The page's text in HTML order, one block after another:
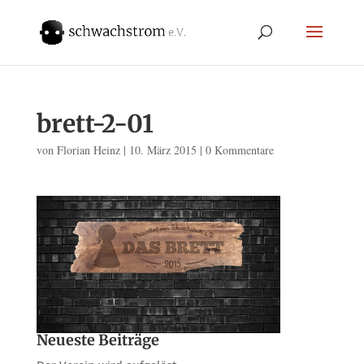
brett-2-01
von Florian Heinz| 10. März 2015 | 0 Kommentare
Neueste Beiträge